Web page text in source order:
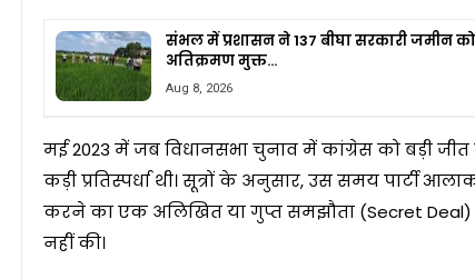
संभल में प्रशासन ने 137 बीघा सरकारी जमीन को
अतिक्रमण मुक्त…
Aug 8, 2026
मई 2023 में जब विधानसभा चुनाव में कांग्रेस को बड़ी
कड़ी प्रतिस्पर्धा थी। सूत्रों के अनुसार, उस समय पार्टी
करने का एक अलिखित या गुप्त समझौता (Secret Deal)
नहीं की।